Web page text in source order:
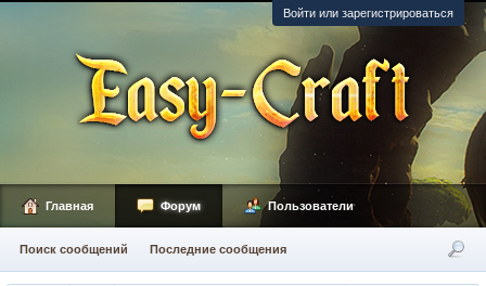
Войти или зарегистрироваться
Главная Форум
Поиск сообщений Последние сообщения
Пользователи